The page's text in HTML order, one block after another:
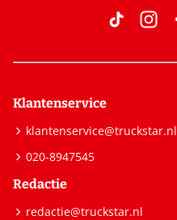
Klantenservice
klantenservice@truckstar.nl
020-8947545
Redactie
redactie@truckstar.nl